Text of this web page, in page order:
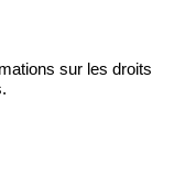
sur les droits